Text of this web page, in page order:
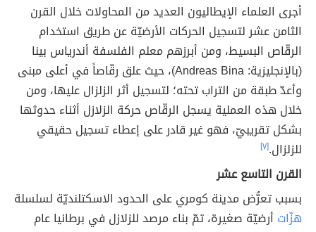
أجرى العلماء الإيطاليون العديد من المحاولات خلال القرن
الثامن عشر لتسجيل الحركات الأرضيّة عن طريق استخدام
الرقّاص البسيط، ومن أبرزهم معلم الفلسفة أندرياس بينا
(بالإنجليزية: Andreas Bina)، حيث علق رقّاصاً في أعلى مبنى
وأعدّ طبقة من التراب تحته؛ لتسجيل أثر الزلزال عليها، ومن
خلال هذه العملية يسجل الرقّاص حركة الزلازل أثناء حدوثها
بشكل تقريبيّ، فهو غير قادر على إعطاء تسجيل حقيقي
للزلزال.[٧]
القرن التاسع عشر
بسبب تعرُّض مدينة كومري على الحدود الاسكتلنديّة لسلسلة
هزّات أرضيّة صغيرة، تمّ بناء مرصد للزلازل في برطانيا عام